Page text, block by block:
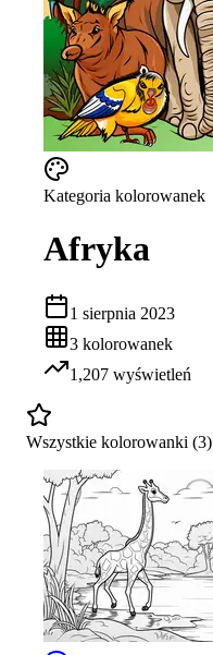
Kategoria kolorowanek
Afryka
1 sierpnia 2023
3 kolorowanek
1,207 wyświetleń
Wszystkie kolorowanki (3)